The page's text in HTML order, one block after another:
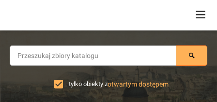
tylko obiekty zotwartym dostępem